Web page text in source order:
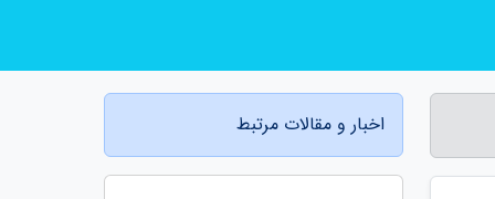
اخبار و مقالات مرتبط